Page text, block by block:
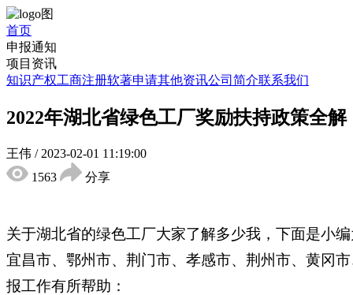
首页
申报通知
项目资讯
知识产权工商注册软著申请其他资讯公司简介联系我们
2022年湖北省绿色工厂奖励扶持政策全
王伟 / 2023-02-01 11:19:00
1563
分享
关于湖北省的绿色工厂大家了解多少我，下面是小
宜昌市、鄂州市、荆门市、孝感市、荆州市、黄冈
报工作有所帮助：